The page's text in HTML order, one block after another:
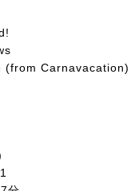
(from Carnavacation)